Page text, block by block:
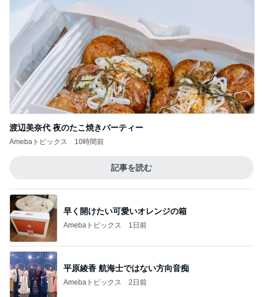
渡辺美奈代 夜のたこ焼きパーティー
Amebaトピックス 10時間前
記事を読む
早く開けたい可愛いオレンジの箱
Amebaトピックス 1日前
平原綾香 航海士ではない方向音痴
Amebaトピックス 2日前